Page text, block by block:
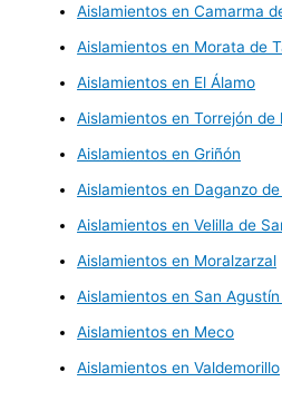
Aislamientos en Camarma
Aislamientos en Morata de
Aislamientos en El Álamo
Aislamientos en Torrejón de
Aislamientos en Griñón
Aislamientos en Daganzo
Aislamientos en Velilla de
Aislamientos en Moralzarzal
Aislamientos en San
Aislamientos en Meco
Aislamientos en Valdemorillo